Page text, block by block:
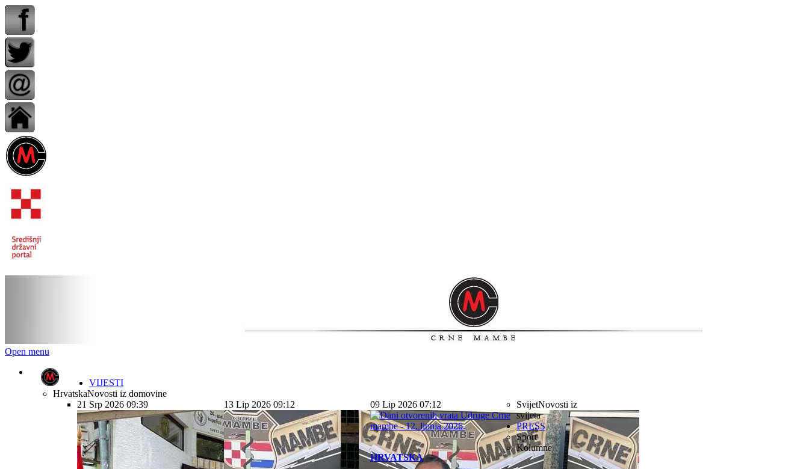
Open menu
VIJESTI
HrvatskaNovosti iz domovine
21 Srp 2026 09:39
13 Lip 2026 09:12 09 Lip 2026 07:12
HRVATSKA
SvijetNovosti iz
svijeta
PRESS
Sport
Kolumne